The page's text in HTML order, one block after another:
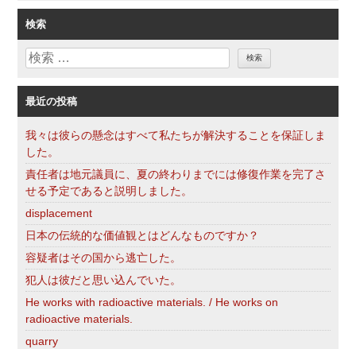
ゴ
リ
ー
検索
検
最近の投稿
我々は彼らの懸念はすべて私たちが解決することを保証しま
した。
責任者は地元議員に、夏の終わりまでには修復作業を完了さ
せる予定であると説明しました。
displacement
日本の伝統的な価値観とはどんなものですか？
容疑者はその国から逃亡した。
犯人は彼だと思い込んでいた。
He works with radioactive materials. / He works on
radioactive materials.
quarry